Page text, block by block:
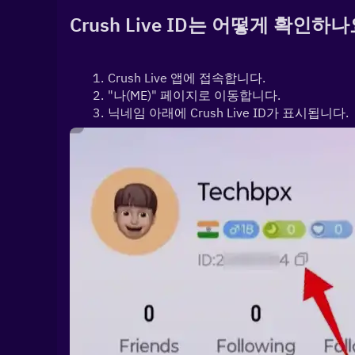
Crush Live ID는 어떻게 확인하나
Crush Live 앱에 접속합니다.
"나(ME)" 페이지로 이동합니다.
닉네임 아래에 Crush Live ID가 표시됩니다.